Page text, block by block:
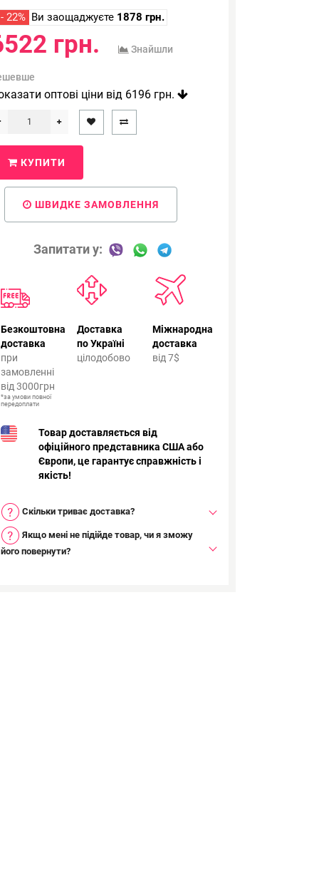
- 22% Ви заощаджуєте 1878 грн.
грн. Знайшли
оптові ціни від 6196 грн.
КУПИТИ
ШВИДКЕ ЗАМОВЛЕННЯ
Запитати у:
Безкоштовна
доставка
при
замовленні
від 3000грн
*за умови повної
передоплати
Доставка
по Україні
цілодобово
Міжнародна
доставка
від 7$
Товар доставляється від
офіційного представника США або
Європи, це гарантує справжність і
якість!
Скільки триває доставка?
Якщо мені не підійде товар, чи я зможу
його повернути?